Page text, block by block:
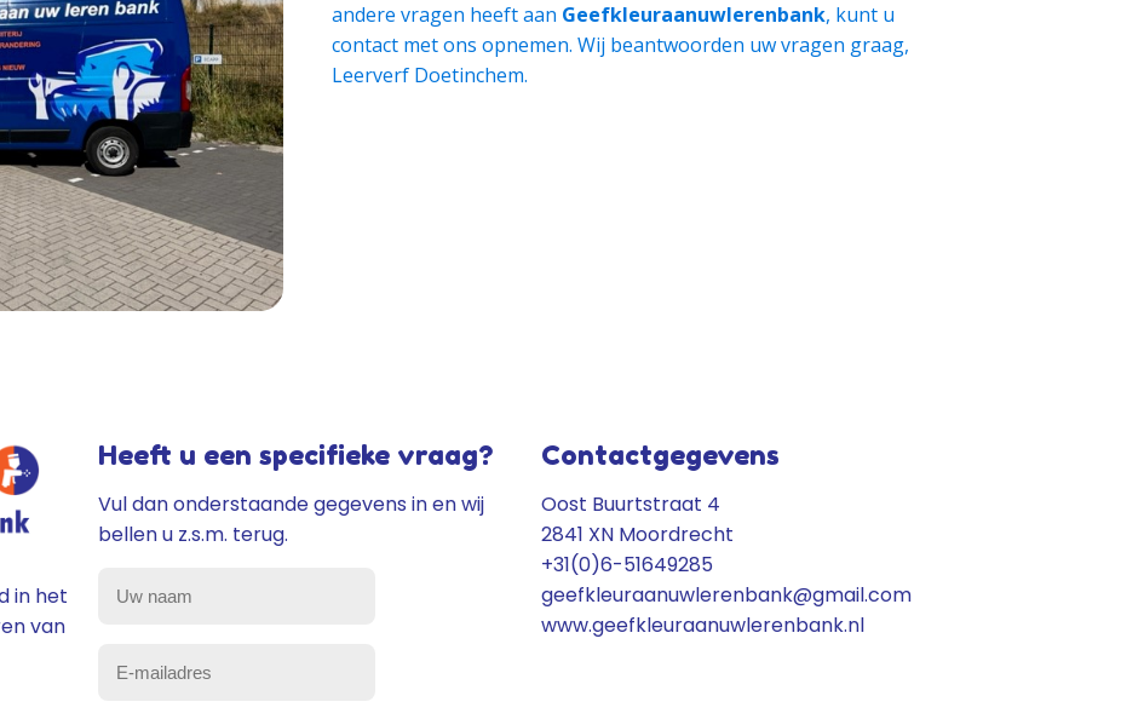
andere vragen heeft aan Geefkleuraanuwlerenbank, kunt u
contact met ons opnemen. Wij beantwoorden uw vragen graag,
Leerverf Doetinchem.
in het
van
Heeft u een specifieke vraag?
Vul dan onderstaande gegevens in en wij
bellen u z.s.m. terug.
Uw
(Vereist)
Contactgegevens
Oost Buurtstraat 4
2841 XN Moordrecht
+31(0)6-51649285
geefkleuraanuwlerenbank@gmail.com
www.geefkleuraanuwlerenbank.nl